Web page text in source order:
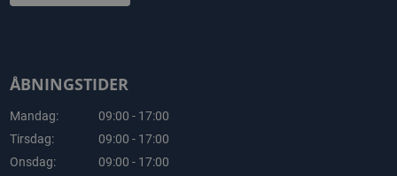
ÅBNINGSTIDER
Mandag:
09:00 - 17:00
Tirsdag:
09:00 - 17:00
Onsdag:
09:00 - 17:00